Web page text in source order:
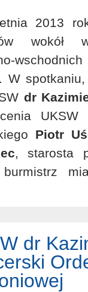
2013
wokół
W
dr
UKSW
Piotr
, starosta
dr